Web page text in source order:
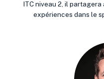
ITC niveau 2, il
expériences dans le